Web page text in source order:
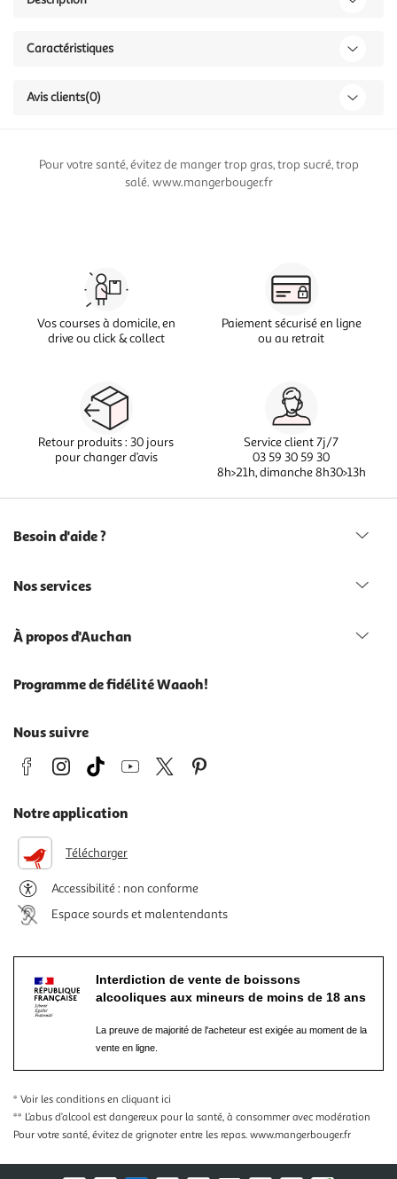
Caractéristiques
Avis clients(0)
Pour votre santé, évitez de manger trop gras, trop sucré, trop
salé. www.mangerbouger.fr
Vos courses à domicile, en
drive ou click & collect
Paiement sécurisé en ligne
ou au retrait
Retour produits : 30 jours
pour changer d’avis
Service client 7j/7
03 59 30 59 30
8h>21h, dimanche 8h30>13h
Besoin d'aide ?
Nos services
À propos d'Auchan
Programme de fidélité Waaoh!
Nous suivre
Notre application
Télécharger
Accessibilité : non conforme
Espace sourds et malentendants
Interdiction de vente de boissons
alcooliques aux mineurs de moins de 18 ans
La preuve de majorité de l'acheteur est exigée au moment de la
vente en ligne.
* Voir les conditions en cliquant ici
** L’abus d’alcool est dangereux pour la santé, à consommer avec modération
Pour votre santé, évitez de grignoter entre les repas. www.mangerbouger.fr